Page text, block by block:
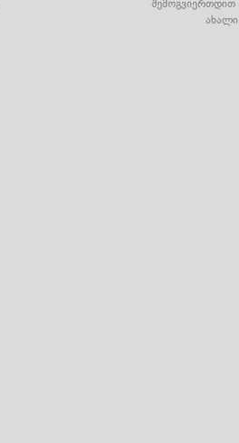
შემოგვიერთდით
ახალი